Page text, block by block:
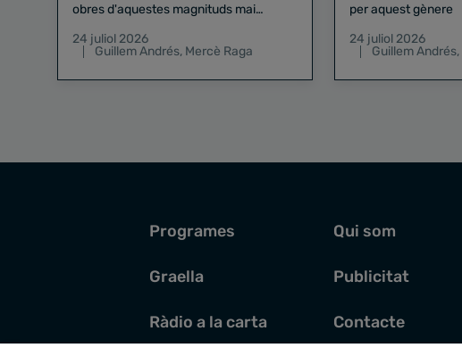
obres d'aquestes magnituds mai
24 juliol 2026
Guillem Andrés, Mercè Raga
per aquest gènere
24 juliol 2026
Guillem Andrés,
Programes
Graella
Ràdio a la carta
Qui som
Publicitat
Contacte